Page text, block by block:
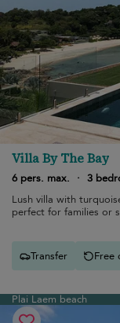
Villa By The Bay
6 pers. max.
· 3
Lush villa with
perfect for families or
Transfer Free
Plai Laem beach